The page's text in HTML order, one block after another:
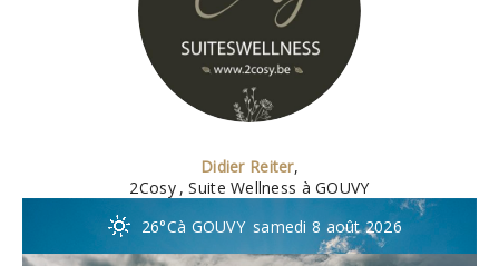
Didier Reiter,
2Cosy , Suite Wellness à GOUVY
26°Cà GOUVY samedi 8 août 2026